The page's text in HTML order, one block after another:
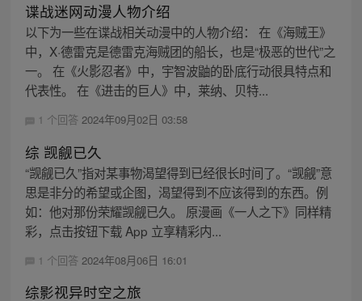
谍战迷网动漫人物介绍
以下为一些在谍战相关动漫中的人物介绍： 在《海贼王》
中，X·德雷克是德雷克海贼团的船长，也是“极恶的世代”之
一。 在《火影忍者》中，宇智波鼬的卧底行动很具特点和
代表性。 在《进击的巨人》中，莱纳、贝特...
1 个回答 2024年09月02日 03:58
综 觊觎已久
“觊觎已久”指对某事物渴望得到已经很长时间了。“觊觎”意
思是非分的希望或企图，渴望得到不应该得到的东西。例
如：他对那份荣耀觊觎已久。 原漫画《一人之下》同样精
彩，点击按钮下载 App 立享精彩内...
1 个回答 2024年08月06日 16:01
综影视异时空之旅